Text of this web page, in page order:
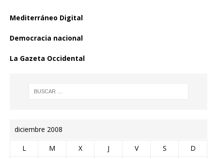
Mediterráneo Digital
Democracia nacional
La Gazeta Occidental
diciembre 2008
L M X J V S D